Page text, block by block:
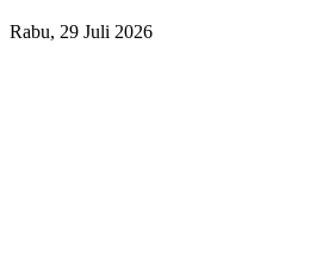
Rabu, 29 Juli 2026